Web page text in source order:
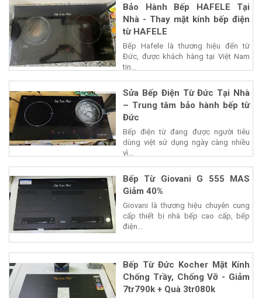
Bảo Hành Bếp HAFELE Tại
Nhà - Thay mặt kính bếp điện
từ HAFELE
Bếp Hafele là thương hiệu đến từ
Đức, được khách hàng tại Việt Nam
tin...
Sửa Bếp Điện Từ Đức Tại Nhà
– Trung tâm bảo hành bếp từ
Đức
Bếp điện từ đang được người tiêu
dùng việt sử dụng ngày càng nhiều
vì...
Bếp Từ Giovani G 555 MAS
Giảm 40%
Giovani là thương hiệu chuyên cung
cấp thiết bị nhà bếp cao cấp, bếp
điện...
Bếp Từ Đức Kocher Mặt Kính
Chống Trầy, Chống Vỡ - Giảm
7tr790k + Quà 3tr080k